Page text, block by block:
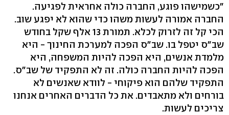
"כשמישהו פוגע, החברה כולה אחראית לפגיעה.
החברה אמורה לעשות משהו כדי שהוא לא יפגע שוב.
הכי קל זה לזרוק לכלא. תמורת 13 אלף שקל בחודש
שב"ס יטפל בו. שב"ס הפכה למערכת החינוך - היא
מלמדת אנשים, היא הפכה להיות המשפחה, היא
הפכה להיות החברה כולה. זה לא התפקיד של שב"ס.
התפקיד שלהם הוא פיקוחי - לוודא שאנשים לא
בורחים ולא מתאבדים. את כל הדברים האחרים אנחנו
צריכים לעשות.